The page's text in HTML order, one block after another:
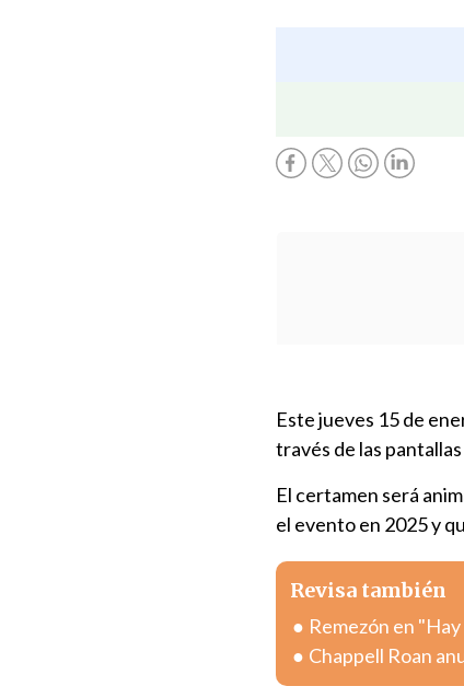
Este jueves 15 de
través de las
El certamen será
el evento en 2025 y
Revisa también
Remezón en
Chappell Roan